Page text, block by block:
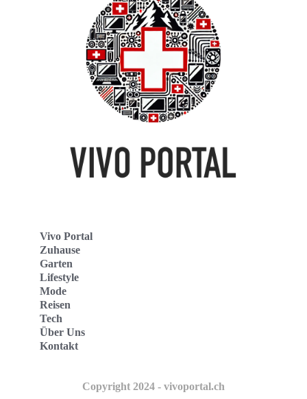
Vivo Portal
Zuhause
Garten
Lifestyle
Mode
Reisen
Tech
Über Uns
Kontakt
Copyright 2024 - vivoportal.ch